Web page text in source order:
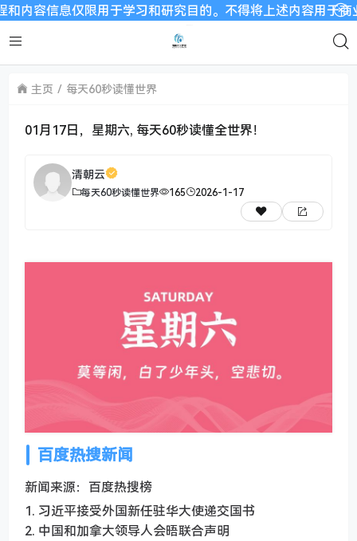
信息仅限用于学习和研究目的。不得将上述内容用于商业
主页 每天60秒读懂世界
01月17日，星期六, 每天60秒读懂全世界！
清朝云
每天60秒读懂世界 165 2026-1-17
百度热搜新闻
新闻来源：百度热搜榜
1. 习近平接受外国新任驻华大使递交国书
2. 中国和加拿大领导人会晤联合声明